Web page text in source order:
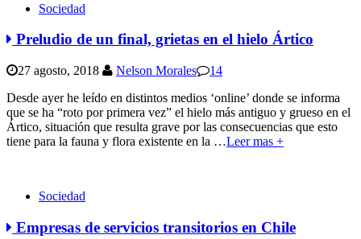
Sociedad
Preludio de un final, grietas en el hielo Ártico
27 agosto, 2018 Nelson Morales
14
Desde ayer he leído en distintos medios ‘online’ donde se informa
que se ha “roto por primera vez” el hielo más antiguo y grueso en el
Ártico, situación que resulta grave por las consecuencias que esto
tiene para la fauna y flora existente en la …Leer mas +
Sociedad
Empresas de servicios transitorios en Chile